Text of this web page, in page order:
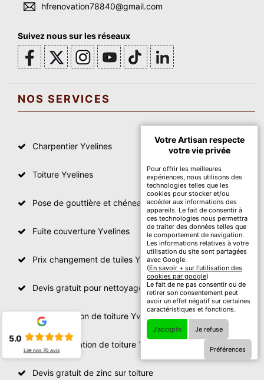
hfrenovation78840@gmail.com
Suivez nous sur les réseaux
NOS SERVICES
Charpentier Yvelines
Toiture Yvelines
Pose de gouttière et chéneau Yvelines
Fuite couverture Yvelines
Prix changement de tuiles Yvelines
Devis gratuit pour nettoyage toiture Yvelines
Prix réparation de toiture Yvelines
Devis renovation de toiture Yvelines
Devis gratuit de zinc sur toiture
Votre Artisan respecte
votre vie privée
Pour offrir les meilleures
expériences, nous utilisons des
technologies telles que les
cookies pour stocker et/ou
accéder aux informations des
appareils. Le fait de consentir à
ces technologies nous permettra
de traiter des données telles que
le comportement de navigation.
Les informations relatives à votre
utilisation du site sont partagées
avec Google.
(En savoir + sur l'utilisation des
cookies par google)
Le fait de ne pas consentir ou de
retirer son consentement peut
avoir un effet négatif sur certaines
caractéristiques et fonctions.
J'accepte Je refuse
Préférences
5.0
Lire nos 70 avis